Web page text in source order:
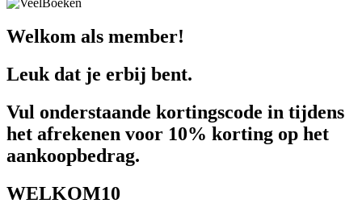
Welkom als member!
Leuk dat je erbij bent.
Vul onderstaande kortingscode in tijdens
het afrekenen voor 10% korting op het
aankoopbedrag.
WELKOM10